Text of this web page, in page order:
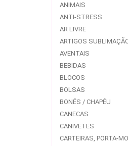
ANIMAIS
ANTI-STRESS
AR LIVRE
ARTIGOS
AVENTAIS
BEBIDAS
BLOCOS
BOLSAS
BONÉS / CHAPÉU
CANECAS
CANIVETES
CARTEIRAS, PORTA-